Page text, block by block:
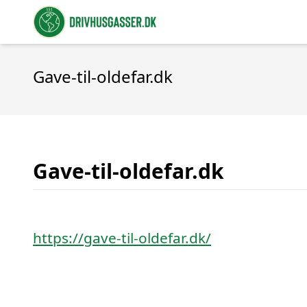
Gave-til-oldefar.dk
Gave-til-oldefar.dk
https://gave-til-oldefar.dk/